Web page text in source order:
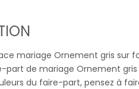
mariage Ornement gris sur
part de mariage Ornement gris
du faire-part, pensez à